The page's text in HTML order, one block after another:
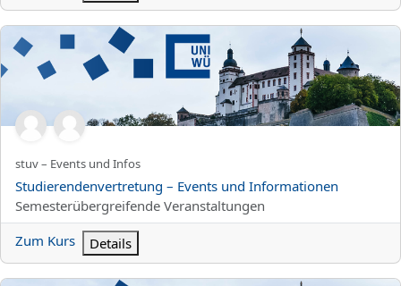
Studierendenvertretung – Events und Informationen
Kurzer Kursname
stuv – Events und Infos
Kursname
Studierendenvertretung – Events und Informationen
Kursbereich
Semesterübergreifende Veranstaltungen
Zum Kurs
Details